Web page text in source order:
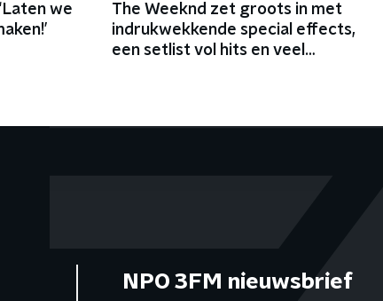
we
The Weeknd zet groots in met
indrukwekkende special effects,
een setlist vol hits en veel
NPO 3FM nieuwsbrief